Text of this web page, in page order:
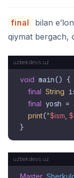
final
bilan
qiymat bergach,
void main() {
final String
final yosh =
print("$ism
Master